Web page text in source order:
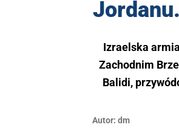
Izraelska
Zachodnim
Balidi,
Autor: dm